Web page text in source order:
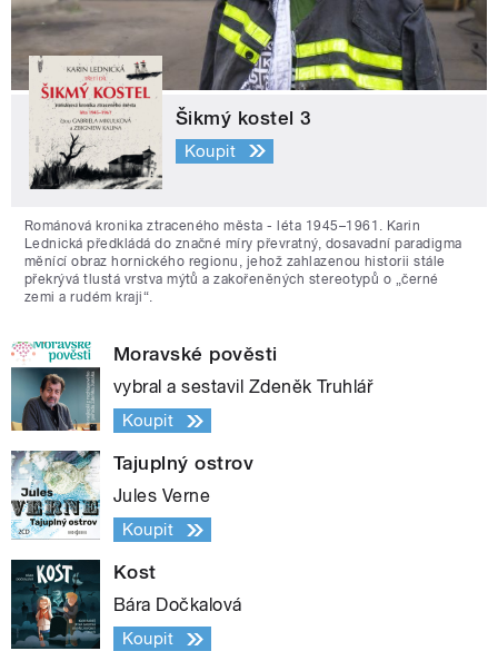
Šikmý kostel 3
Koupit
Románová kronika ztraceného města - léta 1945–1961. Karin
Lednická předkládá do značné míry převratný, dosavadní paradigma
měnící obraz hornického regionu, jehož zahlazenou historii stále
překrývá tlustá vrstva mýtů a zakořeněných stereotypů o „černé
zemi a rudém kraji“.
Moravské pověsti
vybral a sestavil Zdeněk Truhlář
Koupit
Tajuplný ostrov
Jules Verne
Koupit
Kost
Bára Dočkalová
Koupit